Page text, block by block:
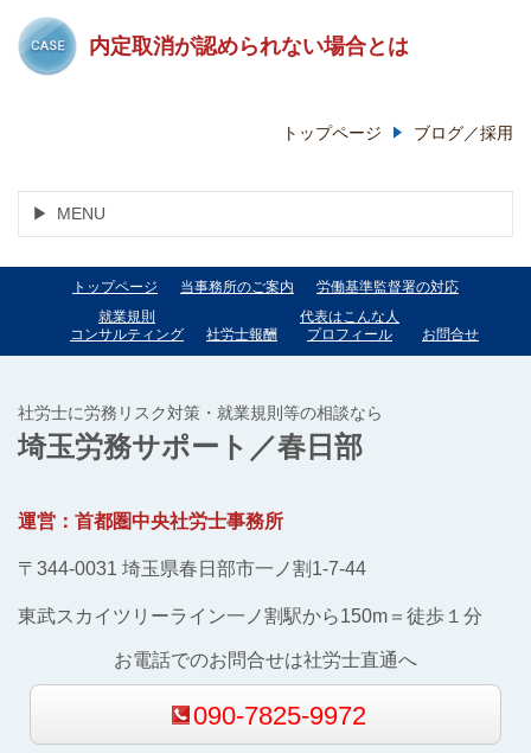
内定取消が認められない場合とは
トップページ ブログ／採用
MENU
トップページ 当事務所のご案内
労働基準監督署の対応
就業規則
コンサルティング
社労士報酬
代表はこんな人
プロフィール
お問合せ
社労士に労務リスク対策・就業規則等の相談なら
埼玉労務サポート／春日部
運営：首都圏中央社労士事務所
〒344-0031 埼玉県春日部市一ノ割1-7-44
東武スカイツリーライン一ノ割駅から150m＝徒歩１分
お電話でのお問合せは社労士直通へ
090-7825-9972